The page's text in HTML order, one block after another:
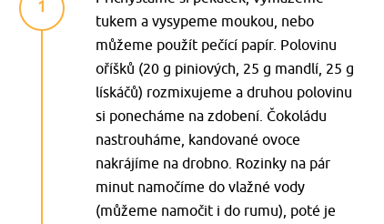
1
tukem a vysypeme moukou, nebo
můžeme použít pečící papír. Polovinu
oříšků (20 g piniových, 25 g mandlí, 25 g
lískáčů) rozmixujeme a druhou polovinu
si ponecháme na zdobení. Čokoládu
nastrouháme, kandované ovoce
nakrájíme na drobno. Rozinky na pár
minut namočíme do vlažné vody
(můžeme namočit i do rumu), poté je